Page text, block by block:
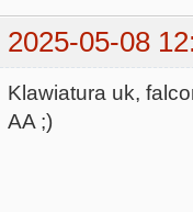
2025-05-08
Klawiatura uk,
AA ;)